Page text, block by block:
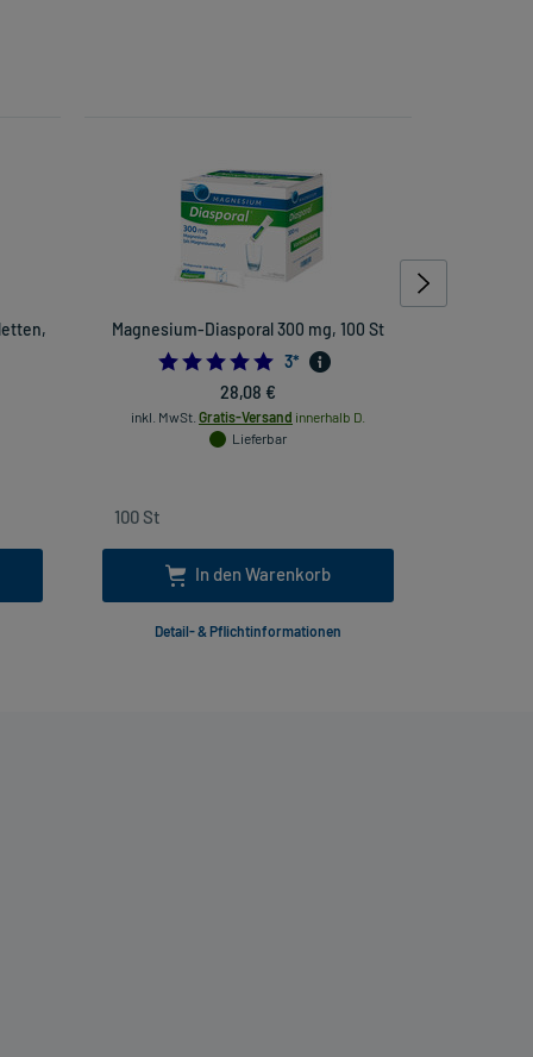
Magnesium-Diasporal 300 mg, 100 St
5.0
3*
28,08 €
inkl. MwSt. Gratis-Versand innerhalb D.
Lieferbar
In den Warenkorb
Detail- & Pflichtinformationen